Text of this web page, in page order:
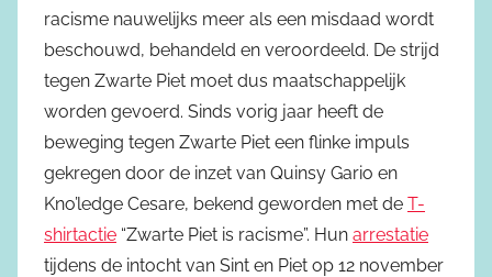
racisme nauwelijks meer als een misdaad wordt
beschouwd, behandeld en veroordeeld. De strijd
tegen Zwarte Piet moet dus maatschappelijk
worden gevoerd. Sinds vorig jaar heeft de
beweging tegen Zwarte Piet een flinke impuls
gekregen door de inzet van Quinsy Gario en
Kno’ledge Cesare, bekend geworden met de T-
shirtactie “Zwarte Piet is racisme”. Hun arrestatie
tijdens de intocht van Sint en Piet op 12 november